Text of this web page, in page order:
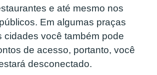
e até mesmo nos
Em algumas praças
cidades você também pode
de acesso, portanto, você
desconectado.